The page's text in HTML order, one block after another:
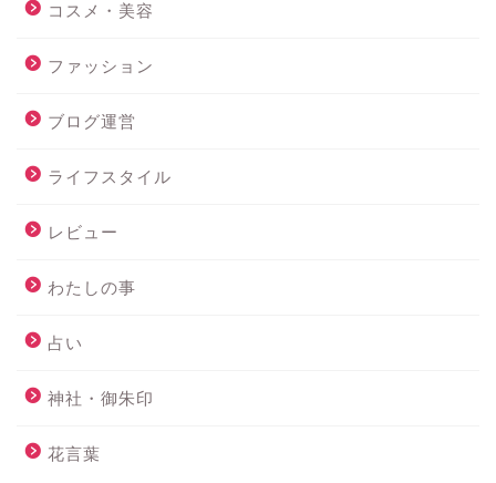
コスメ・美容
ファッション
ブログ運営
ライフスタイル
レビュー
わたしの事
占い
神社・御朱印
花言葉